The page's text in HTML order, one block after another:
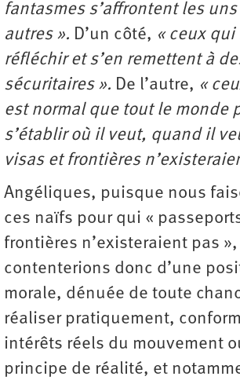
fantasmes s’affrontent les
autres ». D’un côté, « ceux
réfléchir et s’en remettent à
sécuritaires ». De l’autre, «
est normal que tout le monde
s’établir où il veut, quand il
visas et frontières
Angéliques, puisque nous
ces naïfs pour qui «
frontières n’existeraient pas
contenterions donc d’une
morale, dénuée de toute
réaliser pratiquement,
intérêts réels du mouvement
principe de réalité, et